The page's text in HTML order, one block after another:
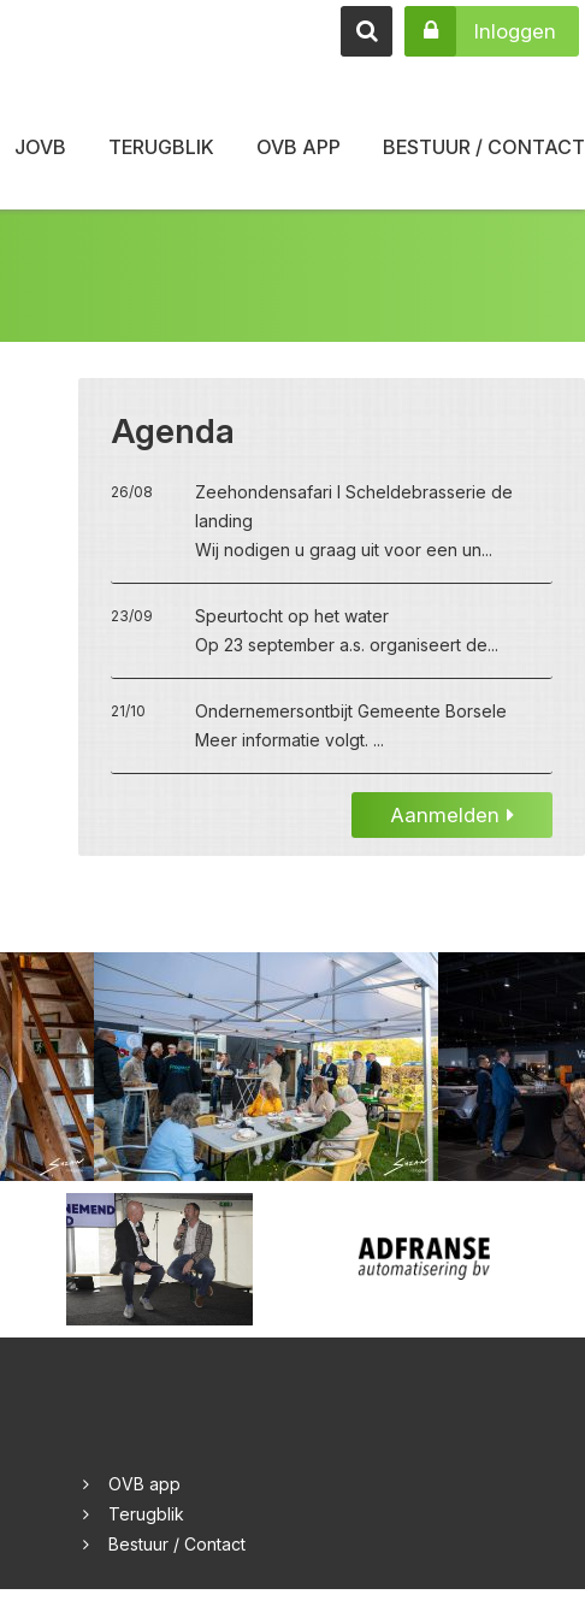
Inloggen
JOVB TERUGBLIK OVB APP BESTUUR / CONTACT
Agenda
26/08
Zeehondensafari I Scheldebrasserie de
landing
Wij nodigen u graag uit voor een un...
23/09
Speurtocht op het water
Op 23 september a.s. organiseert de...
21/10
Ondernemersontbijt Gemeente Borsele
Meer informatie volgt. ...
Aanmelden
OVB app
Terugblik
Bestuur / Contact